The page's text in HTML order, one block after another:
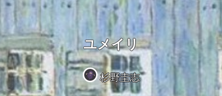
ユメイリ
杉野圭志